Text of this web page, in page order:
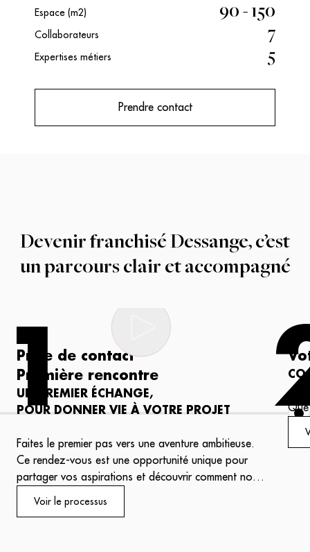
Espace (m2) 90 - 150
Collaborateurs 7
Expertises métiers 5
Prendre contact
Devenir franchisé Dessange, c’est
un parcours clair et accompagné
1
Prise de contact
Première rencontre
UN PREMIER ÉCHANGE,
POUR DONNER VIE À VOTRE PROJET
Faites le premier pas vers une aventure ambitieuse.
Ce rendez-vous est une opportunité unique pour
partager vos aspirations et découvrir comment nous
pouvons les transformer en réalité.
Nos experts vous accueilleront avec écoute et
Voir le processus
Que